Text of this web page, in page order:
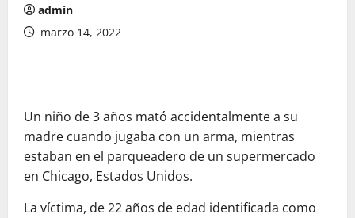
admin
marzo 14, 2022
Un niño de 3 años mató accidentalmente a su
madre cuando jugaba con un arma, mientras
estaban en el parqueadero de un supermercado
en Chicago, Estados Unidos.
La víctima, de 22 años de edad identificada como